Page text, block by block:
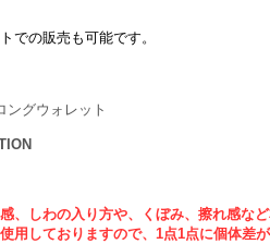
での販売も可能です。
ングウォレット
、しわの入り方や、くぼみ、擦れ感な
用しておりますので、1点1点に個体差